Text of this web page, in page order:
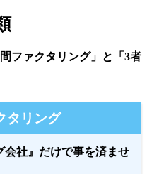
間ファクタリング」と「3者
タリング
会社』だけで事を済ませ